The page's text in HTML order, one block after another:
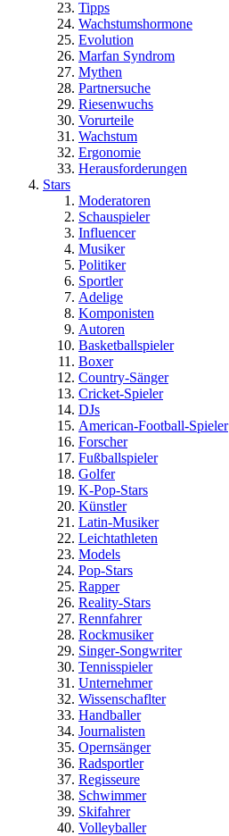
Tipps
Wachstumshormone
Evolution
Marfan Syndrom
Mythen
Partnersuche
Riesenwuchs
Vorurteile
Wachstum
Ergonomie
Herausforderungen
Stars
Moderatoren
Schauspieler
Influencer
Musiker
Politiker
Sportler
Adelige
Komponisten
Autoren
Basketballspieler
Boxer
Country-Sänger
Cricket-Spieler
DJs
American-Football-Spieler
Forscher
Fußballspieler
Golfer
K-Pop-Stars
Künstler
Latin-Musiker
Leichtathleten
Models
Pop-Stars
Rapper
Reality-Stars
Rennfahrer
Rockmusiker
Singer-Songwriter
Tennisspieler
Unternehmer
Wissenschaflter
Handballer
Journalisten
Opernsänger
Radsportler
Regisseure
Schwimmer
Skifahrer
Volleyballer